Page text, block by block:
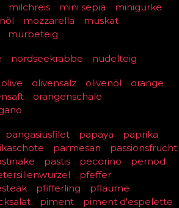
milchreis mini sepia
minigurke
mozzarella
muskat
mürbeteig
nordseekrabbe nudelteig
olive olivensalz olivenöl
orange
orangenschale
pangasiusfilet papaya
paprika
parmesan
passionsfrucht
pastis pecorino
pernod
pfeffer
pfifferling
pflaume
piment
piment d'espelette